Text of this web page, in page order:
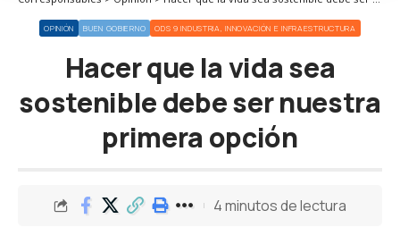
OPINIÓN BUEN GOBIERNO ODS 9 INDUSTRIA, INNOVACIÓN E INFRAESTRUCTURA
Hacer que la vida sea
sostenible debe ser nuestra
primera opción
4 minutos de lectura